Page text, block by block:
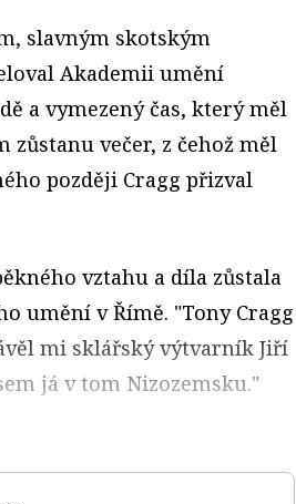
slavným skotským
Akademii umění
a vymezený čas, který měl
zůstanu večer, z čehož měl
později Cragg přizval
vztahu a díla zůstala
umění v Římě. "Tony Cragg
mi sklářský výtvarník Jiří
já v tom Nizozemsku."